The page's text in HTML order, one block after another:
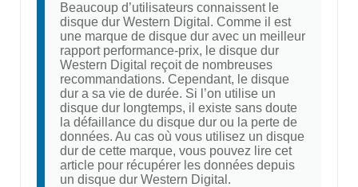
Beaucoup d’utilisateurs connaissent le
disque dur Western Digital. Comme il est
une marque de disque dur avec un meilleur
rapport performance-prix, le disque dur
Western Digital reçoit de nombreuses
recommandations. Cependant, le disque
dur a sa vie de durée. Si l’on utilise un
disque dur longtemps, il existe sans doute
la défaillance du disque dur ou la perte de
données. Au cas où vous utilisez un disque
dur de cette marque, vous pouvez lire cet
article pour récupérer les données depuis
un disque dur Western Digital.